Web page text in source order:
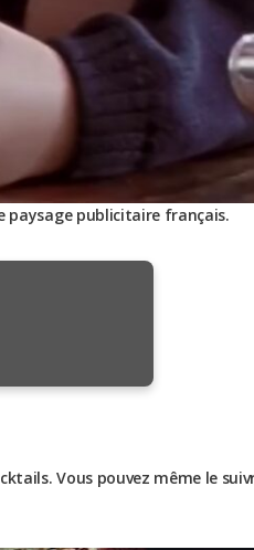
paysage publicitaire français.
Vous pouvez même le